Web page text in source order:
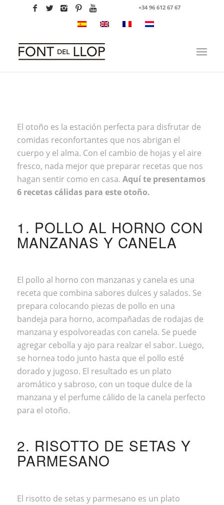
+34 96 612 67 67
El otoño es la estación perfecta para disfrutar de
comidas reconfortantes que nos abrigan el
cuerpo y el alma. Con el cambio de hojas y el aire
fresco, nada mejor que preparar recetas que nos
hagan sentir como en casa. Aquí te presentamos
6 recetas cálidas para este otoño.
1. POLLO AL HORNO CON
MANZANAS Y CANELA
El pollo al horno con manzanas y canela es una
receta que combina sabores dulces y salados. Se
prepara colocando piezas de pollo en una
bandeja para horno, acompañadas de rodajas de
manzana y espolvoreadas con canela. Se puede
agregar cebolla y ajo para realzar el sabor. Luego,
se hornea todo junto hasta que el pollo esté
dorado y jugoso. El resultado es un plato
aromático y sabroso, con un toque dulce de la
manzana y el perfume cálido de la canela perfecto
para el otoño.
2. RISOTTO DE SETAS Y
PARMESANO
El risotto de setas y parmesano es un plato